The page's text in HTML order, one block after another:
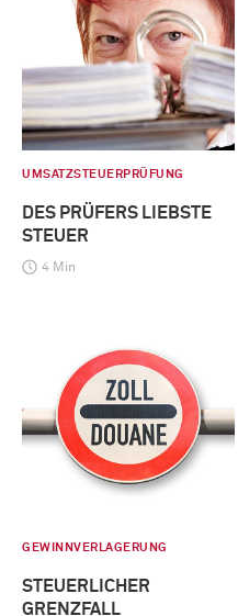
UMSATZSTEUERPRÜFUNG
DES PRÜFERS LIEBSTE
STEUER
4 Min
GEWINNVERLAGERUNG
STEUERLICHER
GRENZFALL